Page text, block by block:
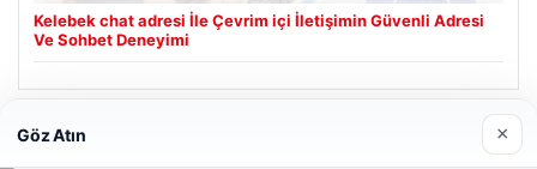
Kelebek chat adresi İle Çevrim içi İletişimin Güvenli Adresi
Ve Sohbet Deneyimi
Son Eklenen Firmalar
Göz Atın ×